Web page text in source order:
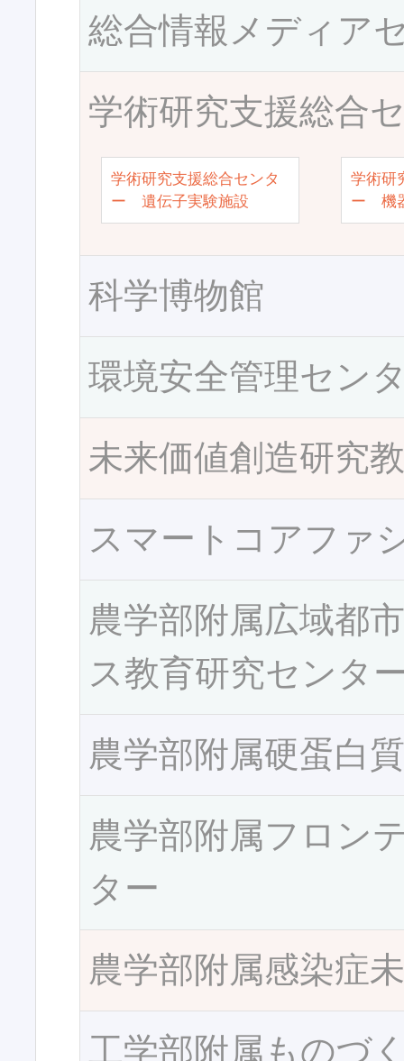
総合情報メディア
学術研究支援総合
学術研究支援総合センタ
ー 遺伝子実験施設
学術研
ー 機
科学博物館
環境安全管理セン
未来価値創造研究
スマートコアファ
農学部附属広域都
ス教育研究センタ
農学部附属硬蛋白
農学部附属フロン
ター
農学部附属感染症
工学部附属ものづ